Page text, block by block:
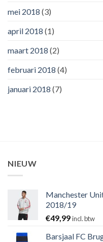
mei 2018 (3)
april 2018 (1)
maart 2018 (2)
februari 2018 (4)
januari 2018 (7)
NIEUW
Manchester
2018/19
€49,99incl. btw
Barsjaal FC